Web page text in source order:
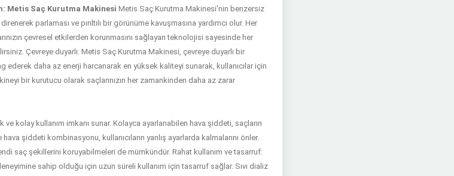
Metis Saç Kurutma Makinesi Metis Saç Kurutma Makinesi'nin benzersiz
parlaması ve pırıltılı bir görünüme kavuşmasına yardımcı olur. Her
çevresel etkilerden korunmasını sağlayan teknolojisi sayesinde her
Çevreye duyarlı: Metis Saç Kurutma Makinesi, çevreye duyarlı bir
ederek daha az enerji harcanarak en yüksek kaliteyi sunarak, kullanıcılar için
bir kurutucu olarak saçlarınızın her zamankinden daha az zarar
kolay kullanım imkanı sunar. Kolayca ayarlanabilen hava şiddeti, saçların
şiddeti kombinasyonu, kullanıcıların yanlış ayarlarda kalmalarını önler.
saç şekillerini koruyabilmeleri de mümkündür. Rahat kullanım ve tasarruf:
sahip olduğu için uzun süreli kullanım için tasarruf sağlar. Sıvı dializ